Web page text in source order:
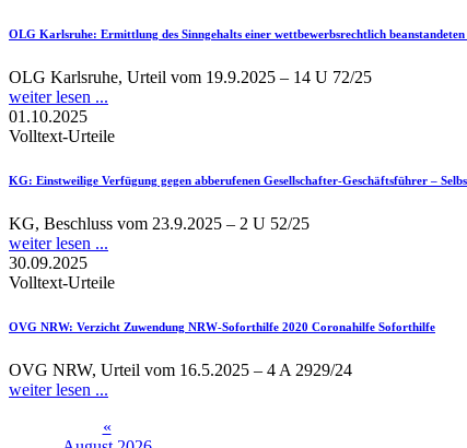
OLG Karlsruhe: Ermittlung des Sinngehalts einer wettbewerbsrechtlich
OLG Karlsruhe, Urteil vom 19.9.2025 – 14 U 72/25
weiter lesen ...
01.10.2025
Volltext-Urteile
KG: Einstweilige Verfügung gegen abberufenen Gesellschafter-Geschäftsführer –
KG, Beschluss vom 23.9.2025 – 2 U 52/25
weiter lesen ...
30.09.2025
Volltext-Urteile
OVG NRW: Verzicht Zuwendung NRW-Soforthilfe 2020 Coronahilfe Soforthilfe
OVG NRW, Urteil vom 16.5.2025 – 4 A 2929/24
weiter lesen ...
«